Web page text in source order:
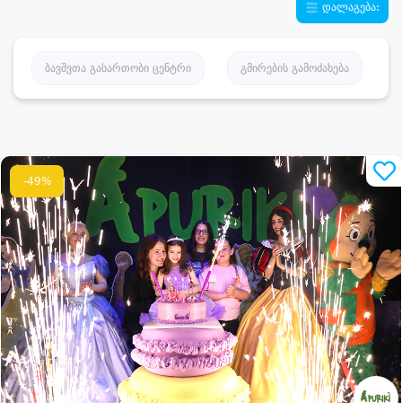
დალაგება:
ბავშვთა გასართობი ცენტრი გმირების გამოძახება
-49%